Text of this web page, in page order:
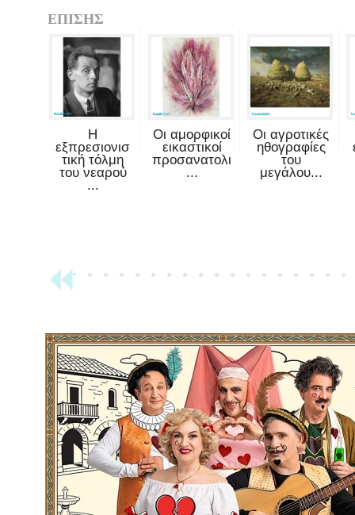
ΕΠΙΣΗΣ
Η
εξπρεσιονισ
τική τόλμη
του νεαρού
...
Οι αμορφικοί
εικαστικοί
προσανατολι
...
Οι αγροτικές
ηθογραφίες
του
μεγάλου...